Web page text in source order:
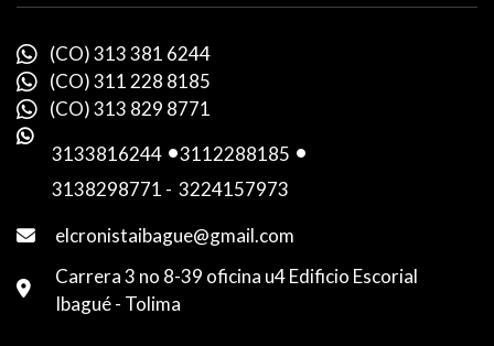
(CO) 313 381 6244
(CO) 311 228 8185
(CO) 313 829 8771
3133816244 -3112288185 -
3138298771 - 3224157973
elcronistaibague@gmail.com
Carrera 3 no 8-39 oficina u4 Edificio Escorial
Ibagué - Tolima